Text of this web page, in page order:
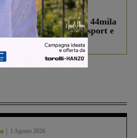
Smart Cities, oltre 44mila
torna il bando per lo sport e
Estrair
1 Agosto 2026